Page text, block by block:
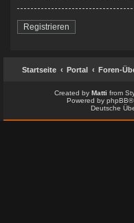
Registrieren
Startseite Portal Foren-
Created by Matti from
Powered by phpBB®
Deutsche